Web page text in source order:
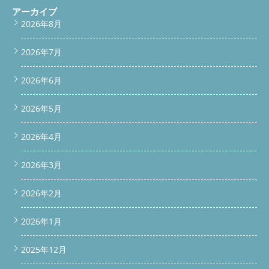
アーカイブ
2026年8月
2026年7月
2026年6月
2026年5月
2026年4月
2026年3月
2026年2月
2026年1月
2025年12月